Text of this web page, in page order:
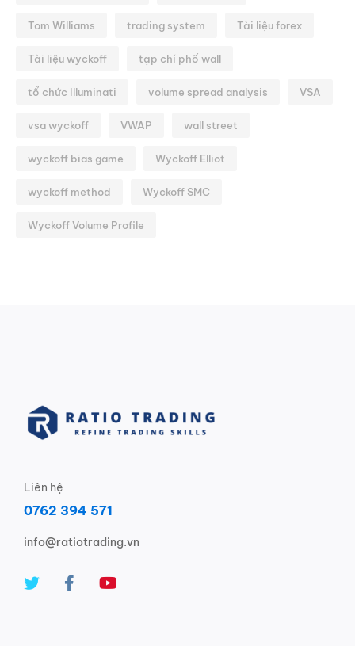
Tom Williams trading system Tài liệu forex
Tài liệu wyckoff tạp chí phố wall
tổ chức Illuminati volume spread analysis VSA
vsa wyckoff VWAP wall street
wyckoff bias game Wyckoff Elliot
wyckoff method Wyckoff SMC
Wyckoff Volume Profile
Liên hệ
0762 394 571
info@ratiotrading.vn